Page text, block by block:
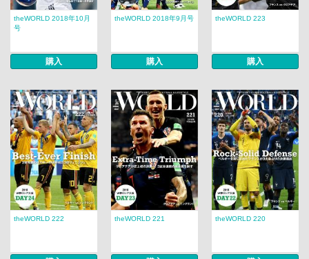
theWORLD 2018年10月
号
購入
theWORLD 2018年9月号
購入
theWORLD 223
購入
theWORLD 222 theWORLD 221 theWORLD 220